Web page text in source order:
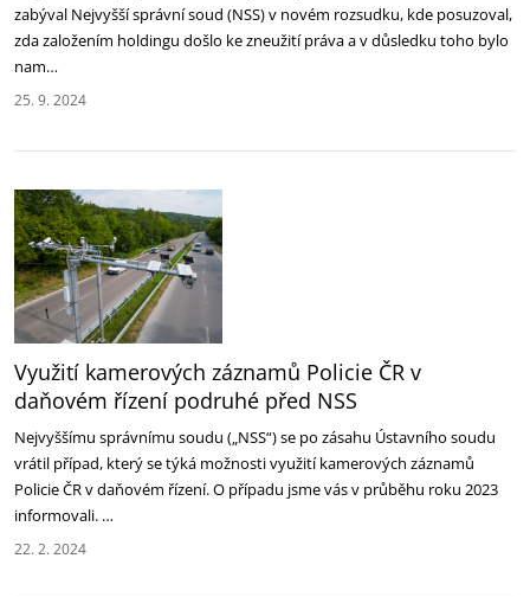
zabýval Nejvyšší správní soud (NSS) v novém rozsudku, kde posuzoval,
zda založením holdingu došlo ke zneužití práva a v důsledku toho bylo
nam…
25. 9. 2024
Využití kamerových záznamů Policie ČR v
daňovém řízení podruhé před NSS
Nejvyššímu správnímu soudu („NSS“) se po zásahu Ústavního soudu
vrátil případ, který se týká možnosti využití kamerových záznamů
Policie ČR v daňovém řízení. O případu jsme vás v průběhu roku 2023
informovali. …
22. 2. 2024